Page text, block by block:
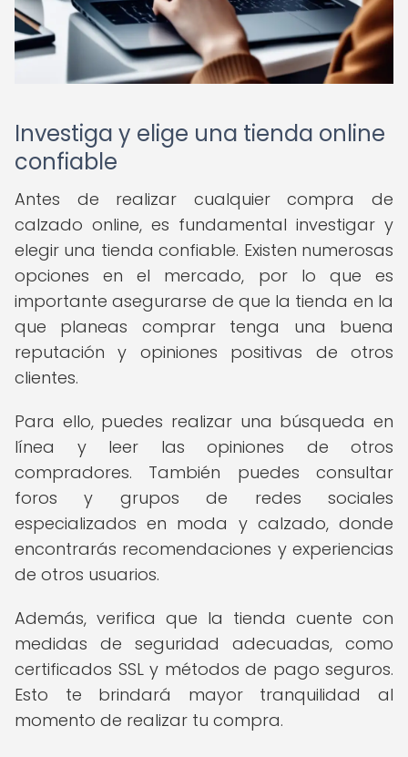
Investiga y elige una tienda online
confiable
Antes de realizar cualquier compra de
calzado online, es fundamental investigar y
elegir una tienda confiable. Existen numerosas
opciones en el mercado, por lo que es
importante asegurarse de que la tienda en la
que planeas comprar tenga una buena
reputación y opiniones positivas de otros
clientes.
Para ello, puedes realizar una búsqueda en
línea y leer las opiniones de otros
compradores. También puedes consultar
foros y grupos de redes sociales
especializados en moda y calzado, donde
encontrarás recomendaciones y experiencias
de otros usuarios.
Además, verifica que la tienda cuente con
medidas de seguridad adecuadas, como
certificados SSL y métodos de pago seguros.
Esto te brindará mayor tranquilidad al
momento de realizar tu compra.